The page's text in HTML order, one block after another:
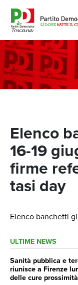
Elenco
16-19
firme
tasi day
Elenco banchetti
ULTIME NEWS
Sanità pubblica e
riunisce a Firenze
delle cure prossimità